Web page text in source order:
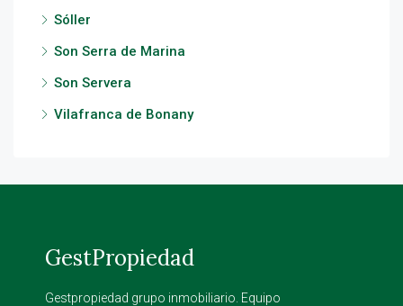
Sóller
Son Serra de Marina
Son Servera
Vilafranca de Bonany
GestPropiedad
Gestpropiedad grupo inmobiliario. Equipo